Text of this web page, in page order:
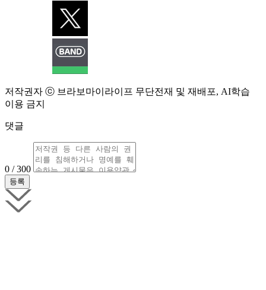
저작권자 ⓒ 브라보마이라이프 무단전재 및 재배포, AI학습
이용 금지
댓글
0 / 300